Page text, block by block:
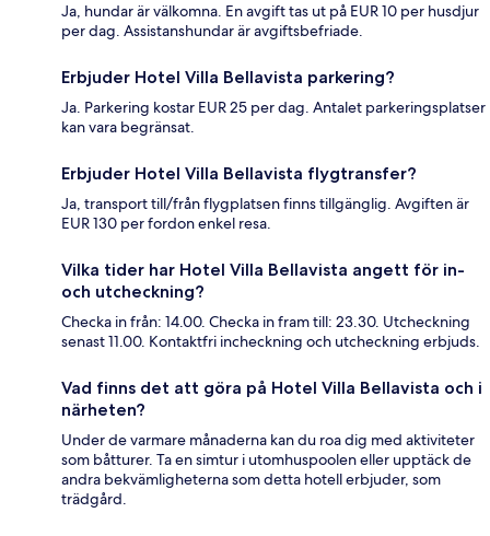
Ja, hundar är välkomna. En avgift tas ut på EUR 10 per husdjur
per dag. Assistanshundar är avgiftsbefriade.
Erbjuder Hotel Villa Bellavista parkering?
Ja. Parkering kostar EUR 25 per dag. Antalet parkeringsplatser
kan vara begränsat.
Erbjuder Hotel Villa Bellavista flygtransfer?
Ja, transport till/från flygplatsen finns tillgänglig. Avgiften är
EUR 130 per fordon enkel resa.
Vilka tider har Hotel Villa Bellavista angett för in-
och utcheckning?
Checka in från: 14.00. Checka in fram till: 23.30. Utcheckning
senast 11.00. Kontaktfri incheckning och utcheckning erbjuds.
Vad finns det att göra på Hotel Villa Bellavista och i
närheten?
Under de varmare månaderna kan du roa dig med aktiviteter
som båtturer. Ta en simtur i utomhuspoolen eller upptäck de
andra bekvämligheterna som detta hotell erbjuder, som
trädgård.